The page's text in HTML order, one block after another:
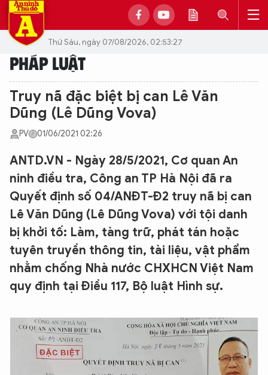
Thứ Sáu, ngày 07/08/2026, 02:53:27
PHÁP LUẬT
Truy nã đặc biệt bị can Lê Văn
Dũng (Lê Dũng Vova)
PV 01/06/2021 02:26
ANTD.VN - Ngày 28/5/2021, Cơ quan An
ninh điều tra, Công an TP Hà Nội đã ra
Quyết định số 04/ANĐT-Đ2 truy nã bị can
Lê Văn Dũng (Lê Dũng Vova) với tội danh
bị khởi tố: Làm, tàng trữ, phát tán hoặc
tuyên truyền thông tin, tài liệu, vật phẩm
nhằm chống Nhà nước CHXHCN Việt Nam
quy định tại Điều 117, Bộ luật Hình sự.